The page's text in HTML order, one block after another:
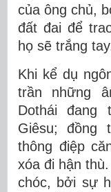
của ông chủ,
đất đai để
họ sẽ trắng
Khi kể dụ
trần những
Dothái
Giêsu; đồng
thông điệp
xóa đi hận
chóc, bởi sự